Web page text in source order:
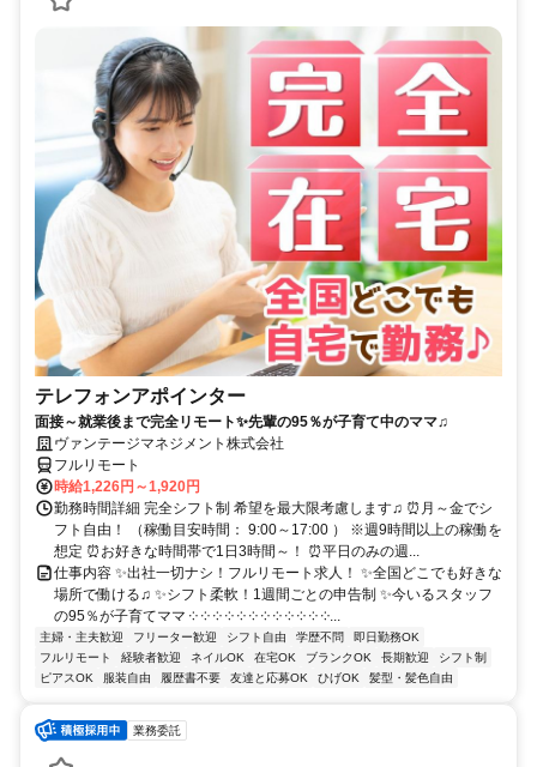
テレフォンアポインター
面接～就業後まで完全リモート✨先輩の95％が子育て中のママ♫
ヴァンテージマネジメント株式会社
フルリモート
時給1,226円～1,920円
勤務時間詳細 完全シフト制 希望を最大限考慮します♫ ⏰月～金でシ
フト自由！ （稼働目安時間： 9:00～17:00 ） ※週9時間以上の稼働を
想定 ⏰お好きな時間帯で1日3時間～！ ⏰平日のみの週...
仕事内容 ✨出社一切ナシ！フルリモート求人！ ✨全国どこでも好きな
場所で働ける♫ ✨シフト柔軟！1週間ごとの申告制 ✨今いるスタッフ
の95％が子育てママ ༶ ༶ ༶ ༶ ༶ ༶ ༶ ༶ ༶ ༶ ༶ ༶...
主婦・主夫歓迎 フリーター歓迎 シフト自由 学歴不問
即日勤務OK
フルリモート
経験者歓迎 ネイルOK 在宅OK ブランクOK 長期歓迎
シフト制
ピアスOK
服装自由 履歴書不要 友達と応募OK ひげOK 髪型・髪色自由
業務委託